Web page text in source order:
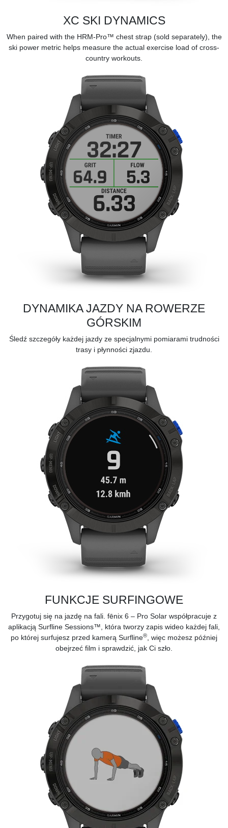
XC SKI DYNAMICS
When paired with the HRM-Pro™ chest strap (sold separately), the
ski power metric helps measure the actual exercise load of cross-
country workouts.
DYNAMIKA JAZDY NA ROWERZE
GÓRSKIM
Śledź szczegóły każdej jazdy ze specjalnymi pomiarami trudności
trasy i płynności zjazdu.
FUNKCJE SURFINGOWE
Przygotuj się na jazdę na fali. fēnix 6 – Pro Solar współpracuje z
aplikacją Surfline Sessions™, która tworzy zapis wideo każdej fali,
po której surfujesz przed kamerą Surfline®
, więc możesz później
obejrzeć film i sprawdzić, jak Ci szło.